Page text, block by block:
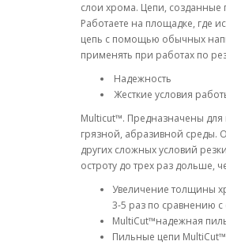
слои хрома. Цепи, созданные
Работаете на площадке, где
цепь с помощью обычных
применять при работах по
Надежность
Жесткие условия
Multicut™. Предназначены
грязной, абразивной среды.
других сложных условий
остроту до трех раз дольше,
Увеличение толщины
3-5 раз по сравнению
MultiCut™надежная
Пильные цепи